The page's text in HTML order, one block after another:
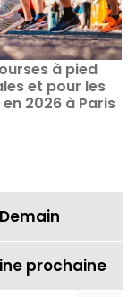
à pied
et pour les
2026 à Paris
Demain
prochaine